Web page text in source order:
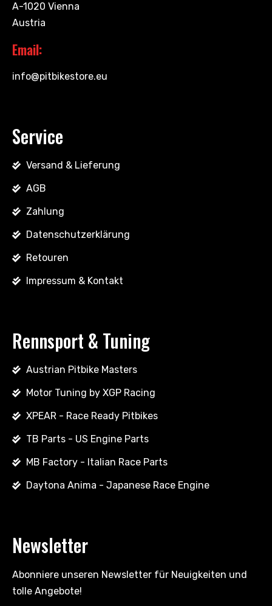
A-1020 Vienna
Austria
Email:
info@pitbikestore.eu
Service
Versand & Lieferung
AGB
Zahlung
Datenschutzerklärung
Retouren
Impressum & Kontakt
Rennsport & Tuning
Austrian Pitbike Masters
Motor Tuning by XGP Racing
XPEAR - Race Ready Pitbikes
TB Parts - US Engine Parts
MB Factory - Italian Race Parts
Daytona Anima - Japanese Race Engine
Newsletter
Abonniere unseren Newsletter für Neuigkeiten und
tolle Angebote!